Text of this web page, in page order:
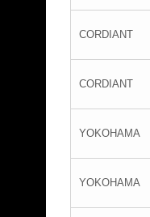
CORDIANT
CORDIANT
YOKOHAMA
YOKOHAMA